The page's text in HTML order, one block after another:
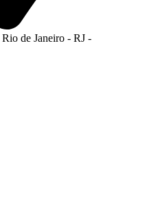
de Janeiro - RJ -